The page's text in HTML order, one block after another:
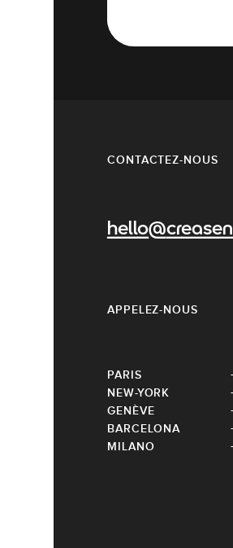
CONTACTEZ-NOUS
APPELEZ-NOUS
PARIS
NEW-YORK
GENÈVE
BARCELONA
MILANO